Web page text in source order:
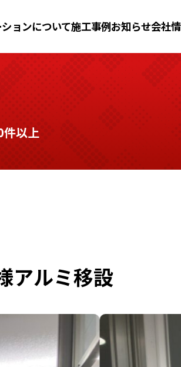
ョンについて施工事例お知らせ会社
件以上
アルミ移設